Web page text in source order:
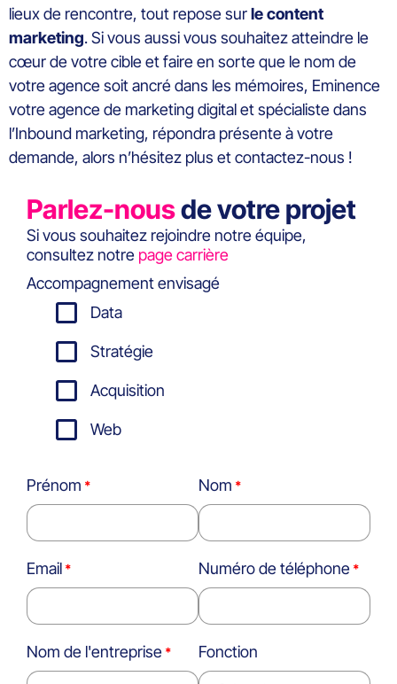
lieux de rencontre, tout repose surle content
marketing. Si vous aussi vous souhaitez atteindre le
cœur de votre cible et faire en sorte que le nom de
votre agence soit ancré dans les mémoires, Eminence
votre agence de marketing digital et spécialiste dans
l’Inbound marketing, répondra présente à votre
demande, alors n’hésitez plus et contactez-nous !
Parlez-nousde votre projet
Si vous souhaitez rejoindre notre équipe,
consultez notre page carrière
Accompagnement envisagé
Data
Stratégie
Acquisition
Web
Prénom Nom
Email Numéro de téléphone
Nom de l'entreprise Fonction